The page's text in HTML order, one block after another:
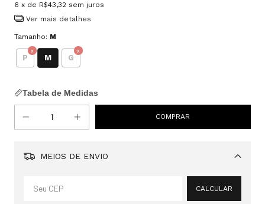
6 x de R$43,32 sem juros
Ver mais detalhes
Tamanho: M
P M G
Tabela de Medidas
MEIOS DE ENVIO
Alterar CEP
CALCULAR